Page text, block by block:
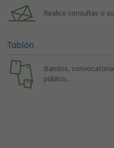
Realice consultas o
Tablón
Bandos,
público...